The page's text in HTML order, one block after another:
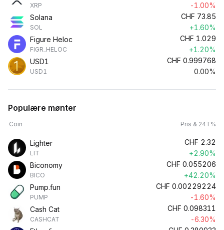
XRP
-1.00%
Solana
SOL
CHF 73.85
+1.60%
Figure Heloc
FIGR_HELOC
CHF 1.029
+1.20%
USD1
USD1
CHF 0.999768
0.00%
Populære mønter
Coin Pris & 24T%
Lighter
LIT
CHF 2.32
+2.90%
Biconomy
BICO
CHF 0.055206
+42.20%
Pump.fun
PUMP
CHF 0.00229224
-1.60%
Cash Cat
CASHCAT
CHF 0.098311
-6.30%